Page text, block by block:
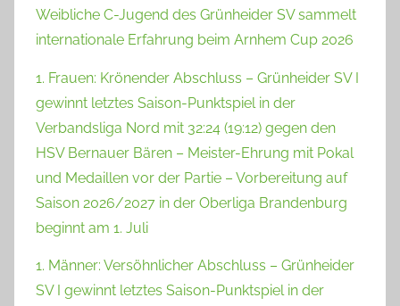
Weibliche C-Jugend des Grünheider SV sammelt
internationale Erfahrung beim Arnhem Cup 2026
1. Frauen: Krönender Abschluss – Grünheider SV I
gewinnt letztes Saison-Punktspiel in der
Verbandsliga Nord mit 32:24 (19:12) gegen den
HSV Bernauer Bären – Meister-Ehrung mit Pokal
und Medaillen vor der Partie – Vorbereitung auf
Saison 2026/2027 in der Oberliga Brandenburg
beginnt am 1. Juli
1. Männer: Versöhnlicher Abschluss – Grünheider
SV I gewinnt letztes Saison-Punktspiel in der